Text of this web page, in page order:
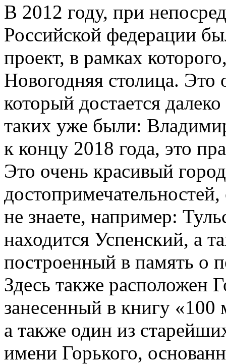
В 2012 году, при
Российской федерации
проект, в рамках
Новогодняя столица.
который достается
таких уже были:
к концу 2018 года, это
Это очень красивый
не знаете, например:
находится Успенский, а
построенный в память о
Здесь также расположен
занесенный в книгу «100
а также один из
имени Горького,